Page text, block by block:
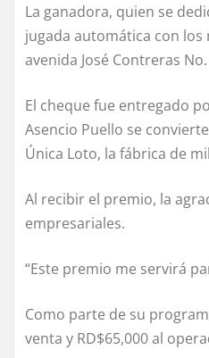
La ganadora, quien se
jugada automática con los
avenida José Contreras
El cheque fue entregado
Asencio Puello se
Única Loto, la fábrica de
Al recibir el premio, la
empresariales.
“Este premio me servirá
Como parte de su
venta y RD$65,000 al